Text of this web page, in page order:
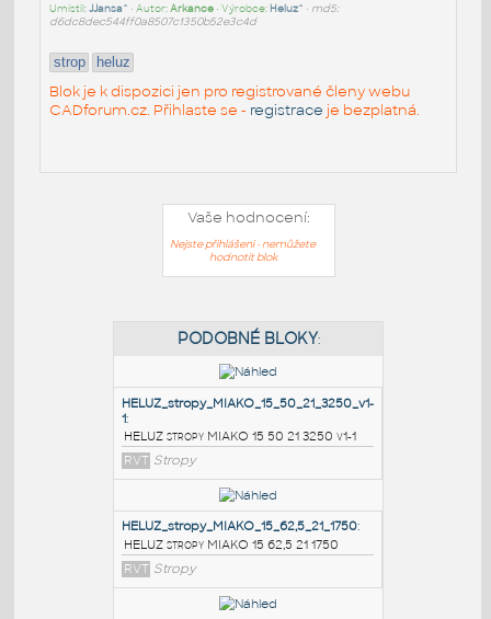
Umístil:JJansa^ • Autor:Arkance• Výrobce: Heluz^ • md5:
d6dc8dec544ff0a8507c1350b52e3c4d
strop heluz
Blok je k dispozici jen pro registrované členy webu
CADforum.cz. Přihlaste se - registrace je bezplatná.
Vaše hodnocení:
Nejste přihlášeni - nemůžete
hodnotit blok
PODOBNÉ BLOKY:
HELUZ_stropy_MIAKO_15_50_21_3250_v1-